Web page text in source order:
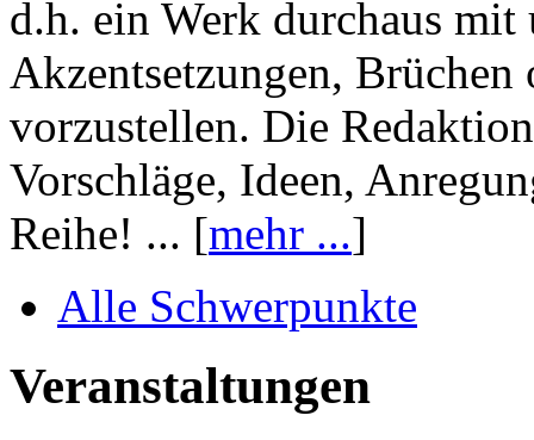
d.h. ein Werk durchaus mit
Akzentsetzungen, Brüchen
vorzustellen. Die
Vorschläge, Ideen,
Reihe! ... [mehr ...]
Alle Schwerpunkte
Veranstaltungen